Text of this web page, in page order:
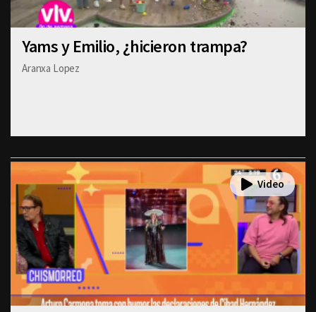
Yams y Emilio, ¿hicieron trampa?
Aranxa Lopez